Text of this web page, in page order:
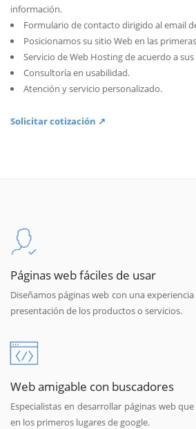
información.
Formulario de contacto dirigido al email
Posicionamos su sitio Web en las
Servicio de Web Hosting de acuerdo a
Consultoría en usabilidad.
Atención y servicio personalizado.
Solicitar cotización ↗
Páginas web fáciles de usar
Diseñamos páginas web con una
presentación de los productos o servicios.
Web amigable con buscadores
Especialistas en desarrollar páginas web
en los primeros lugares de google.